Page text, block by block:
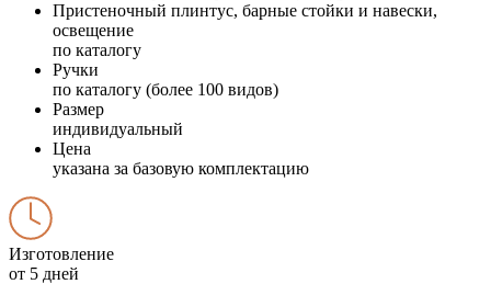
Пристеночный плинтус, барные стойки и навески,
освещение
по каталогу
Ручки
по каталогу (более 100 видов)
Размер
индивидуальный
Цена
указана за базовую комплектацию
Изготовление
от 5 дней